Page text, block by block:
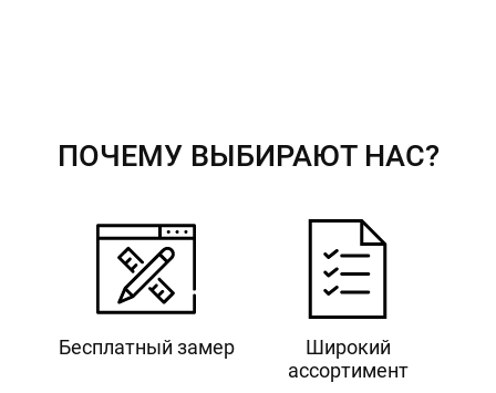
ПОЧЕМУ ВЫБИРАЮТ НАС?
Бесплатный замер
Широкий
ассортимент